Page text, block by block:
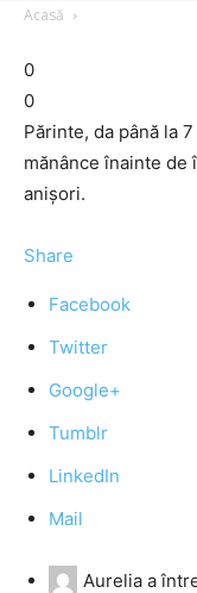
Acasă
0
0
Părinte, da până la
mănânce înainte de
anişori.
Share
Facebook
Twitter
Google+
Tumblr
LinkedIn
Mail
Aurelia a